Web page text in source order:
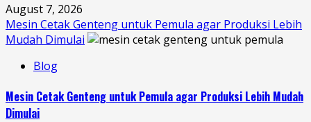
August 7, 2026
Mesin Cetak Genteng untuk Pemula agar Produksi Lebih
Mudah Dimulai
Blog
Mesin Cetak Genteng untuk Pemula agar Produksi Lebih Mudah
Dimulai